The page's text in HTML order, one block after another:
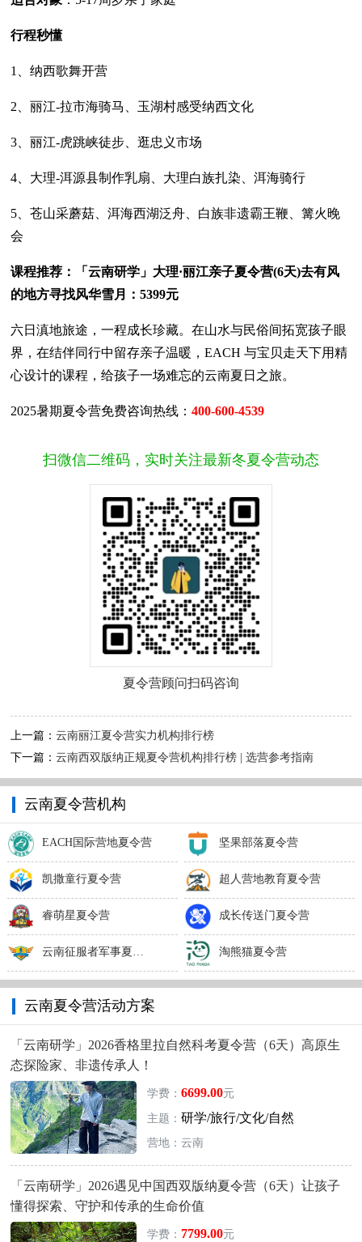
行程秒懂
1、纳西歌舞开营
2、丽江-拉市海骑马、玉湖村感受纳西文化
3、丽江-虎跳峡徒步、逛忠义市场
4、大理-洱源县制作乳扇、大理白族扎染、洱海骑行
5、苍山采蘑菇、洱海西湖泛舟、白族非遗霸王鞭、篝火晚
会
课程推荐：「云南研学」大理·丽江亲子夏令营(6天)去有风
的地方寻找风华雪月：5399元
六日滇地旅途，一程成长珍藏。在山水与民俗间拓宽孩子眼
界，在结伴同行中留存亲子温暖，EACH 与宝贝走天下用精
心设计的课程，给孩子一场难忘的云南夏日之旅。
2025暑期夏令营免费咨询热线：400-600-4539
扫微信二维码，实时关注最新冬夏令营动态
夏令营顾问扫码咨询
上一篇：云南丽江夏令营实力机构排行榜
下一篇：云南西双版纳正规夏令营机构排行榜 | 选营参考指南
云南夏令营机构
EACH国际营地夏令营 坚果部落夏令营
凯撒童行夏令营 超人营地教育夏令营
睿萌星夏令营 成长传送门夏令营
云南征服者军事夏令营 淘熊猫夏令营
云南夏令营活动方案
「云南研学」2026香格里拉自然科考夏令营（6天）高原生
态探险家、非遗传承人！
学费： 6699.00元
主题： 研学/旅行/文化/自然
营地：云南
「云南研学」2026遇见中国西双版纳夏令营（6天）让孩子
懂得探索、守护和传承的生命价值
学费： 7799.00元